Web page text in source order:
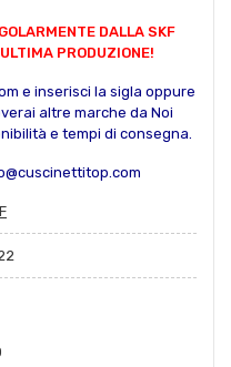
DALLA SKF
PRODUZIONE!
e inserisci la sigla oppure
altre marche da Noi
e tempi di consegna.